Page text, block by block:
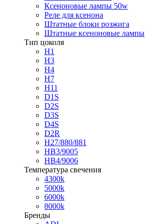
Ксеноновые лампы 50w
Реле для ксенона
Штатные блоки розжига
Штатные ксеноновые лампы
Тип цоколя
H1
H3
H4
H7
H11
D1S
D2S
D3S
D4S
D2R
H27/880/881
HB3/9005
HB4/9006
Температура свечения
4300k
5000k
6000k
8000k
Бренды